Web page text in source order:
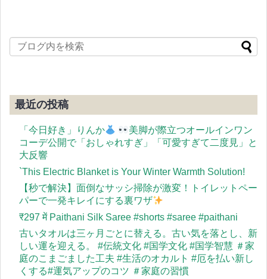
最近の投稿
「今日好き」りんか
美脚が際立つオールインワン
コーデ公開で「おしゃれすぎ」「可愛すぎて二度見」と
大反響
`This Electric Blanket is Your Winter Warmth Solution!
【秒で解決】面倒なサッシ掃除が激変！トイレットペー
パーで一発キレイにする裏ワザ
​₹297 में Paithani Silk Saree #shorts #saree #paithani
古いタオルは三ヶ月ごとに替える。古い気を落とし、新
しい運を迎える。 #伝統文化 #国学文化 #国学智慧 ＃家
庭のこまごました工夫 #生活のオカルト #厄を払い新し
くする#運気アップのコツ ＃家庭の習慣